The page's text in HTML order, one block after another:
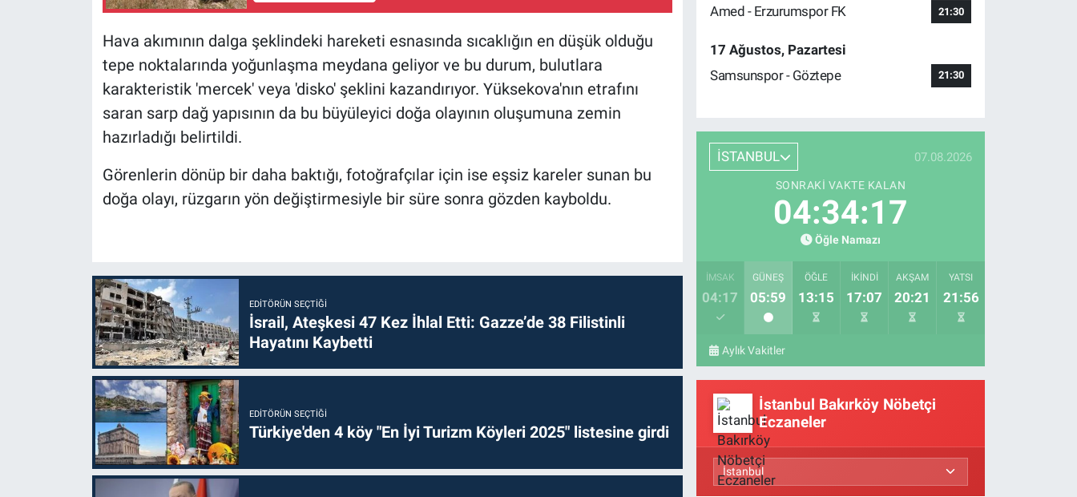
Hava akımının dalga şeklindeki hareketi esnasında sıcaklığın en düşük olduğu
tepe noktalarında yoğunlaşma meydana geliyor ve bu durum, bulutlara
karakteristik 'mercek' veya 'disko' şeklini kazandırıyor. Yüksekova'nın etrafını
saran sarp dağ yapısının da bu büyüleyici doğa olayının oluşumuna zemin
hazırladığı belirtildi.
Görenlerin dönüp bir daha baktığı, fotoğrafçılar için ise eşsiz kareler sunan bu
doğa olayı, rüzgarın yön değiştirmesiyle bir süre sonra gözden kayboldu.
EDITÖRÜN SEÇTIĞI
İsrail, Ateşkesi 47 Kez İhlal Etti: Gazze’de 38 Filistinli
Hayatını Kaybetti
EDITÖRÜN SEÇTIĞI
Türkiye'den 4 köy "En İyi Turizm Köyleri 2025" listesine girdi
Amed - Erzurumspor FK 21:30
17 Ağustos, Pazartesi
Samsunspor - Göztepe
21:30
İSTANBUL 07.08.2026
SONRAKI VAKTE KALAN
04:34:16
Öğle Namazı
İMSAK
04:17
GÜNEŞ
05:59
ÖĞLE
13:15
İKINDI
17:07
AKŞAM
20:21
YATSI
21:56
Aylık Vakitler
İstanbul Bakırköy Nöbetçi
Eczaneler